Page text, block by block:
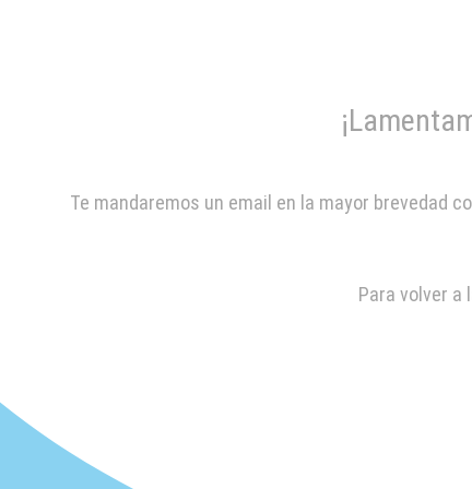
Te mandaremos un email en la mayor brevedad
Para volver a